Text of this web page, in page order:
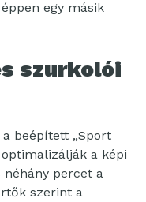
egy másik
szurkolói
beépített „Sport
a képi
percet a
szerint a